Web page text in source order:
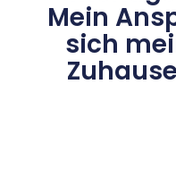
Mein
sich